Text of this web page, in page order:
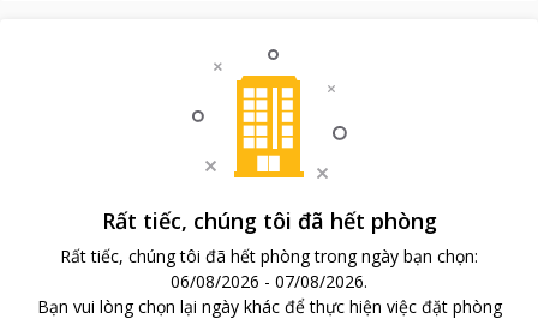
Rất tiếc, chúng tôi đã hết phòng
Rất tiếc, chúng tôi đã hết phòng trong ngày bạn chọn:
06/08/2026 - 07/08/2026.
Bạn vui lòng chọn lại ngày khác để thực hiện việc đặt phòng